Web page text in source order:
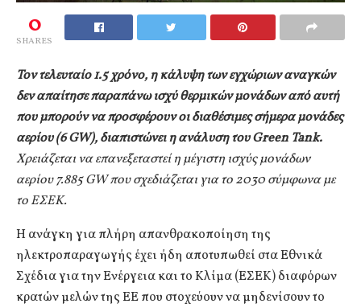
0
SHARES
Τον τελευταίο 1.5 χρόνο, η κάλυψη των εγχώριων αναγκών
δεν απαίτησε παραπάνω ισχύ θερμικών μονάδων από αυτή
που μπορούν να προσφέρουν οι διαθέσιμες σήμερα μονάδες
αερίου (6GW), διαπιστώνει η ανάλυση τουGreen Tank.
Χρειάζεται να επανεξεταστεί η μέγιστη ισχύς μονάδων
αερίου 7.885GWπου σχεδιάζεται για το 2030 σύμφωνα με
το ΕΣΕΚ.
Η ανάγκη για πλήρη απανθρακοποίηση της
ηλεκτροπαραγωγής έχει ήδη αποτυπωθεί στα Εθνικά
Σχέδια για την Ενέργεια και το Κλίμα (ΕΣΕΚ) διαφόρων
κρατών μελών της ΕΕ που στοχεύουν να μηδενίσουν το